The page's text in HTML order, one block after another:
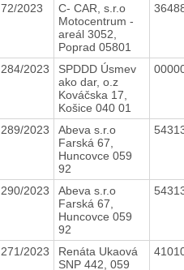
72/2023
C- CAR, s.r.o
Motocentrum -
areál 3052,
Poprad 05801
284/2023
SPDDD Úsmev
ako dar, o.z
Kováčska 17,
Košice 040 01
289/2023
Abeva s.r.o
Farská 67,
Huncovce 059
92
290/2023
Abeva s.r.o
Farská 67,
Huncovce 059
92
271/2023
Renáta Ukaová
SNP 442, 059